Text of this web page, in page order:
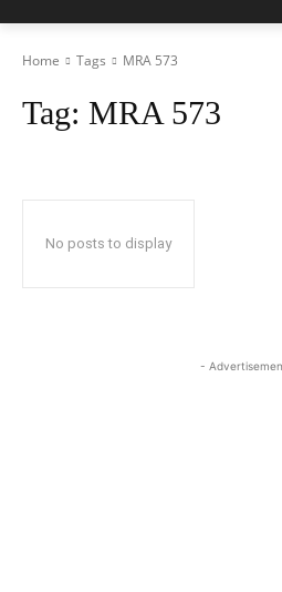
Home Tags MRA 573
Tag: MRA 573
No posts to display
-